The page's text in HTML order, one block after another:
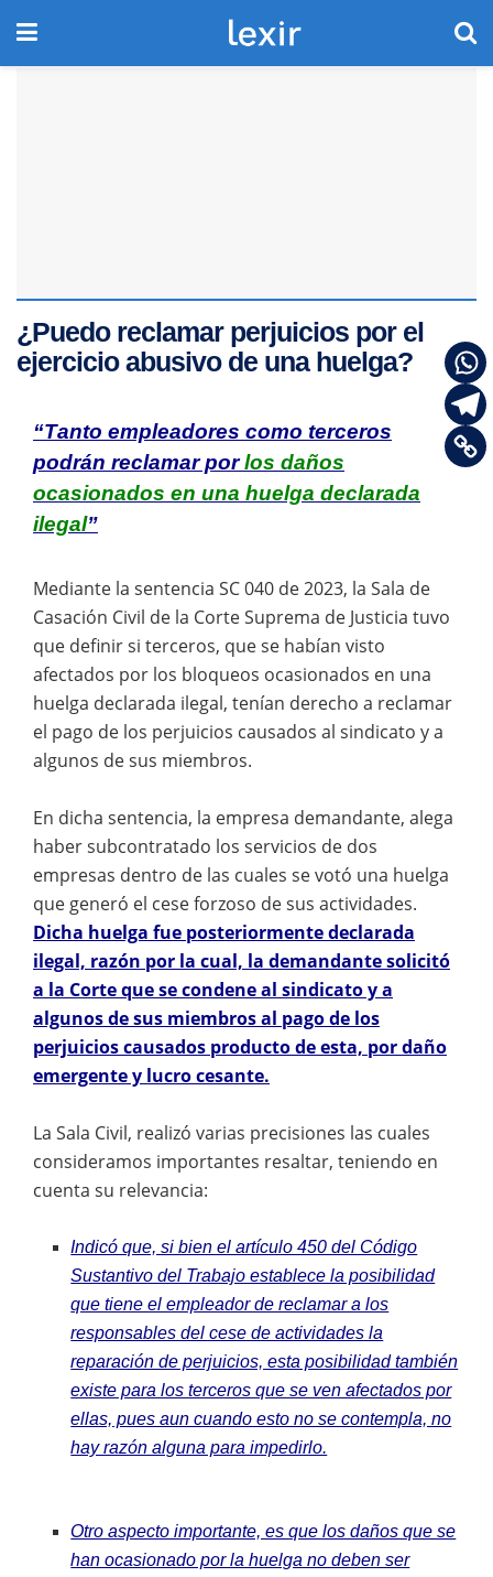
¿Puedo reclamar perjuicios por el
ejercicio abusivo de una huelga?
“Tanto empleadores como terceros
podrán reclamar porlos daños
ocasionados en una huelga declarada
ilegal”
Mediante la sentencia SC 040 de 2023, la Sala de
Casación Civil de la Corte Suprema de Justicia tuvo
que definir si terceros, que se habían visto
afectados por los bloqueos ocasionados en una
huelga declarada ilegal, tenían derecho a reclamar
el pago de los perjuicios causados al sindicato y a
algunos de sus miembros.
En dicha sentencia, la empresa demandante, alega
haber subcontratado los servicios de dos
empresas dentro de las cuales se votó una huelga
que generó el cese forzoso de sus actividades.
Dicha huelga fue posteriormente declarada
ilegal, razón por la cual, la demandante solicitó
a la Corte que se condene al sindicato y a
algunos de sus miembros al pago de los
perjuicios causados producto de esta, por daño
emergente y lucro cesante.
La Sala Civil, realizó varias precisiones las cuales
consideramos importantes resaltar, teniendo en
cuenta su relevancia:
Indicó que, si bien el artículo 450 del Código
Sustantivo del Trabajo establece la posibilidad
que tiene el empleador de reclamar a los
responsables del cese de actividades la
reparación de perjuicios, esta posibilidad también
existe para los terceros que se ven afectados por
ellas, pues aun cuando esto no se contempla, no
hay razón alguna para impedirlo.
Otro aspecto importante, es que los daños que se
han ocasionado por la huelga no deben ser